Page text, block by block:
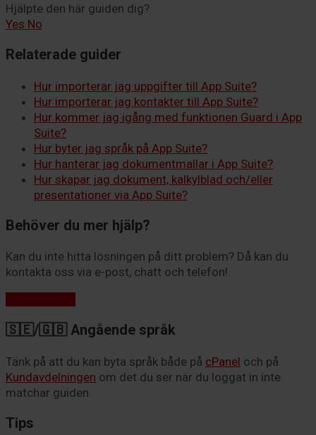
Hjälpte den här guiden dig?
Yes No
Relaterade guider
Hur importerar jag uppgifter till App Suite?
Hur importerar jag kontakter till App Suite?
Hur kommer jag igång med funktionen Guard i App
Suite?
Hur byter jag språk på App Suite?
Hur hanterar jag dokumentmallar i App Suite?
Hur skapar jag dokument, kalkylblad och/eller
presentationer via App Suite?
Behöver du mer hjälp?
Kan du inte hitta lösningen på ditt problem? Då kan du
kontakta oss via e-post, chatt och telefon!
🇸🇪/🇬🇧 Angående språk
Tänk på att du kan byta språk både på cPanel och på
Kundavdelningen om det du ser när du loggat in inte
matchar guiden.
Tips